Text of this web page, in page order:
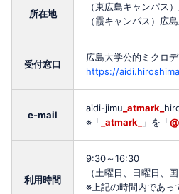
所在地
（東広島キャンパス
（霞キャンパス）広
受付窓口
広島⼤学公的ミクロ
https://
e-mail
aidi-jimu _atmark_
※「 _atmark_ 」を「@
利用時間
9:30～16:30
（土曜日、日曜日、
※上記の時間内であっ